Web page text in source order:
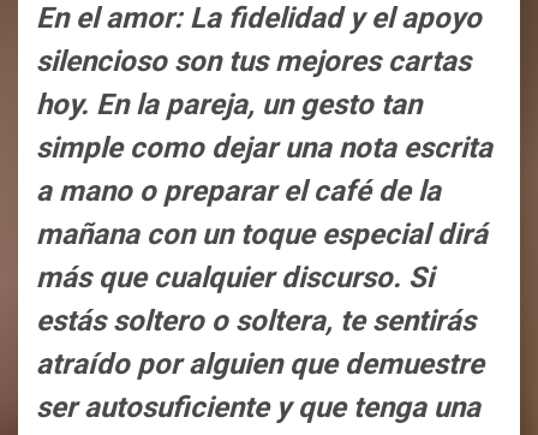
En el amor: La fidelidad y el apoyo
silencioso son tus mejores cartas
hoy. En la pareja, un gesto tan
simple como dejar una nota escrita
a mano o preparar el café de la
mañana con un toque especial dirá
más que cualquier discurso. Si
estás soltero o soltera, te sentirás
atraído por alguien que demuestre
ser autosuficiente y que tenga una